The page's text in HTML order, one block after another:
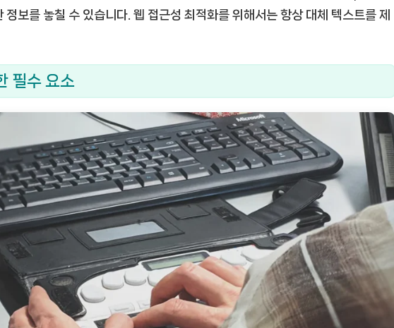
정보를 놓칠 수 있습니다. 웹 접근성 최적화를 위해서는 항상 대체 텍스트를 제
필수 요소